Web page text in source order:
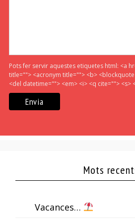
Pots fer servir aquestes etiquetes html: <a
title=""> <acronym title=""> <b>
<del datetime=""> <em> <i> <q cite=""> <s>
Mots
Vacances…